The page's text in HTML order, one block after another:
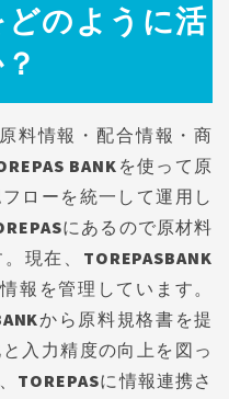
どのように活
料情報・配合情報・商
BANKを使って原
ローを統一して運用し
にあるので原材料
現在、TOREPASBANK
報を管理しています。
から原料規格書を提
入力精度の向上を図っ
TOREPASに情報連携さ